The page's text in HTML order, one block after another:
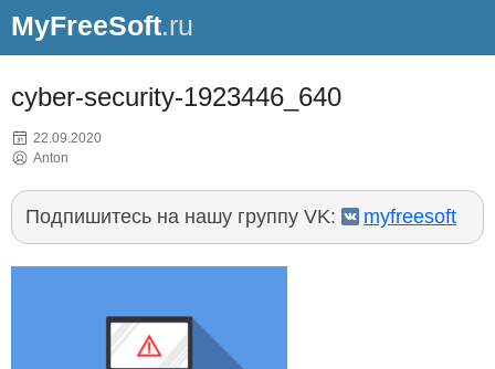
MyFreeSoft.ru
cyber-security-1923446_640
22.09.2020
Anton
Подпишитесь на нашу группу VK: myfreesoft